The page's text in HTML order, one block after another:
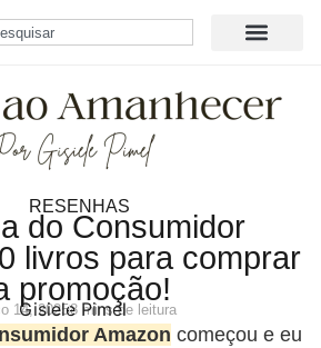
RESENHAS
do Consumidor
livros para comprar
promoção!
Gisiele Pimel
14, 20258 mins de leitura
Amazon começou e eu